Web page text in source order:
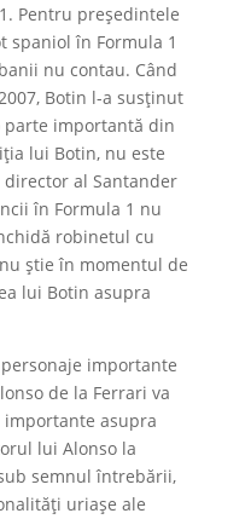
Pentru preşedintele
spaniol în Formula 1
nu contau. Când
Botin l-a susţinut
importantă din
lui Botin, nu este
al Santander
în Formula 1 nu
robinetul cu
ştie în momentul de
lui Botin asupra
importante
de la Ferrari va
importante asupra
lui Alonso la
semnul întrebării,
uriaşe ale